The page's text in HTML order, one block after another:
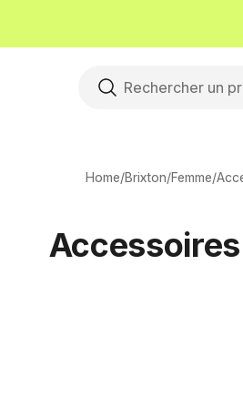
Home/Brixton/Femme/